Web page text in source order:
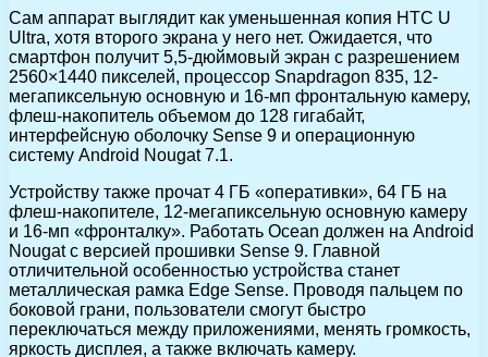
Сам аппарат выглядит как уменьшенная копия HTC U
Ultra, хотя второго экрана у него нет. Ожидается, что
смартфон получит 5,5-дюймовый экран с разрешением
2560×1440 пикселей, процессор Snapdragon 835, 12-
мегапиксельную основную и 16-мп фронтальную камеру,
флеш-накопитель объемом до 128 гигабайт,
интерфейсную оболочку Sense 9 и операционную
систему Android Nougat 7.1.
Устройству также прочат 4 ГБ «оперативки», 64 ГБ на
флеш-накопителе, 12-мегапиксельную основную камеру
и 16-мп «фронталку». Работать Ocean должен на Android
Nougat с версией прошивки Sense 9. Главной
отличительной особенностью устройства станет
металлическая рамка Edge Sense. Проводя пальцем по
боковой грани, пользователи смогут быстро
переключаться между приложениями, менять громкость,
яркость дисплея, а также включать камеру.